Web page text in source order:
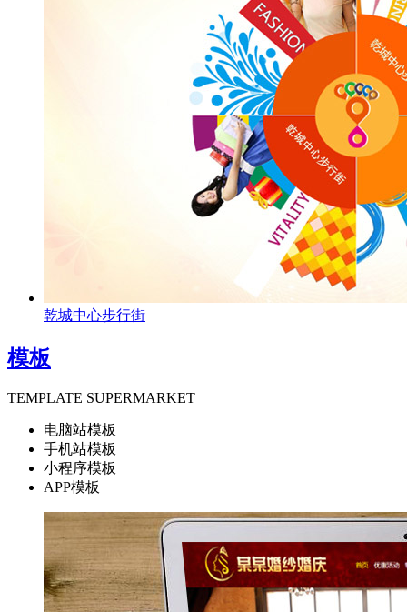
乾城中心步行街
模板
TEMPLATE SUPERMARKET
电脑站模板
手机站模板
小程序模板
APP模板